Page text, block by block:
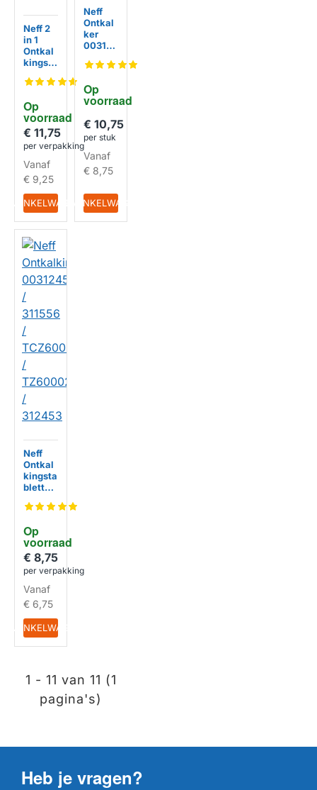
Op
voorraad
Neff 2
in 1
Ontkal
kingsta
003119
311819
/
003118
21 /
311821
€ 11,75
per verpakking
Vanaf
€ 9,25
IN WINKELWAGEN
Op
voorraad
Neff
Ontkal
ker
003119
311680
311138
/
€ 10,75
per stuk
Vanaf
€ 8,75
IN WINKELWAGEN
Op
voorraad
Neff
Ontkal
kingsta
bletten
53 /
/
TCZ60
02 /
TZ600
02 /
312453
€ 8,75
per verpakking
Vanaf
€ 6,75
IN WINKELWAGEN
1 - 11 van 11 (1
pagina's)
Heb je vragen?